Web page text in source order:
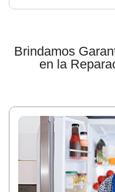
Brindamos
en la